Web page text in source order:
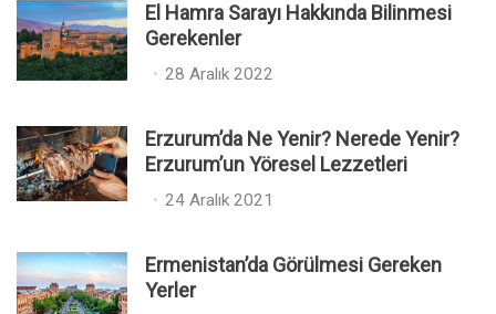
El Hamra Sarayı Hakkında Bilinmesi
Gerekenler
P
t
e
d
n
28 Aralık 2022
Erzurum’da Ne Yenir? Nerede Yenir?
Erzurum’un Yöresel Lezzetleri
P
t
e
24 Aralık 2021
Ermenistan’da Görülmesi Gereken
Yerler